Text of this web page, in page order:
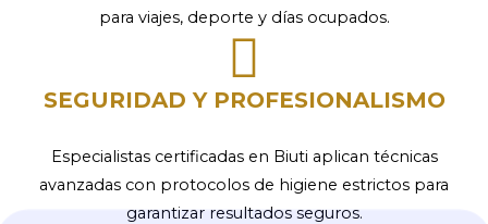
para viajes, deporte y días ocupados.
SEGURIDAD Y PROFESIONALISMO
Especialistas certificadas en Biuti aplican técnicas
avanzadas con protocolos de higiene estrictos para
garantizar resultados seguros.